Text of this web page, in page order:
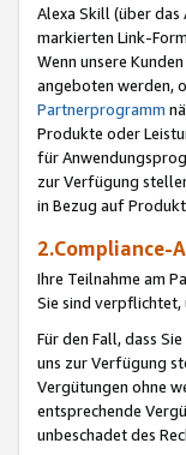
Alexa Skill (über das
markierten Link-
Wenn unsere
angeboten werden,
Partnerprogramm
Produkte oder
für
zur Verfügung
in Bezug auf
Ihre Teilnahme am
Sie sind verpflichtet,
Für den Fall, dass
uns zur Verfügung
Vergütungen ohne
entsprechende
unbeschadet des